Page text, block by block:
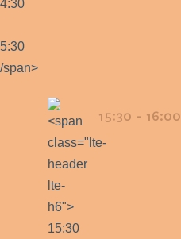
15:30 - 16:00